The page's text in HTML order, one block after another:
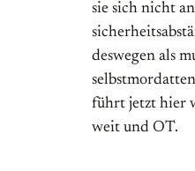
sie sich nicht
deswegen als
führt jetzt hier
weit und OT.